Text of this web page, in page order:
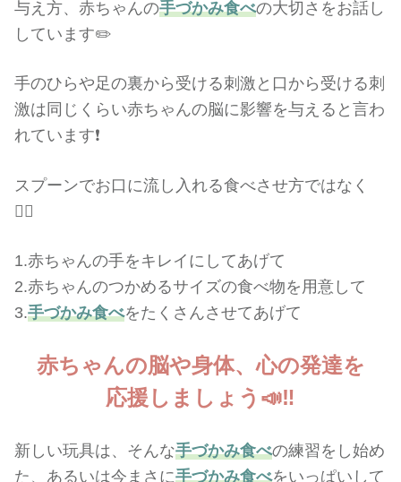
与え方、赤ちゃんの手づかみ食べの大切さをお話し
しています✏️
手のひらや足の裏から受ける刺激と口から受ける刺
激は同じくらい赤ちゃんの脳に影響を与えると言わ
れています❗️
スプーンでお口に流し入れる食べさせ方ではなく
🙅‍♀️
1.赤ちゃんの手をキレイにしてあげて
2.赤ちゃんのつかめるサイズの食べ物を用意して
3.手づかみ食べをたくさんさせてあげて
赤ちゃんの脳や身体、心の発達を
応援しましょう📣‼️
新しい玩具は、そんな手づかみ食べの練習をし始め
た、あるいは今まさに手づかみ食べをいっぱいして